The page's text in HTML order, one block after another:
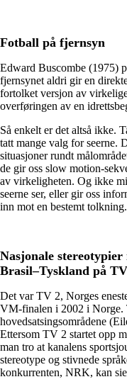
Fotball på fjernsyn
Edward Buscombe (1975)
fjernsynet aldri gir en
fortolket versjon av
overføringen av en
Så enkelt er det altså ikke.
tatt mange valg for seerne.
situasjoner rundt
de gir oss slow motion-
av virkeligheten. Og ikke
seerne ser, eller gir oss
inn mot en bestemt tolkning.
Nasjonale
Brasil–Tyskland på
Det var TV 2, Norges
VM-finalen i 2002 i Norge.
hovedsatsingsområdene
Ettersom TV 2 startet opp
man tro at kanalens
stereotype og stivnede
konkurrenten, NRK, kan